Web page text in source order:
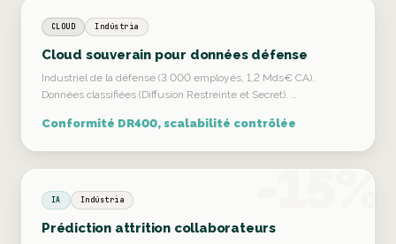
CLOUD Indústria
Cloud souverain pour données défense
Industriel de la défense (3 000 employés, 1,2 Mds€ CA).
Données classifiées (Diffusion Restreinte et Secret). …
Conformité DR400, scalabilité contrôlée
-15%
IA Indústria
Prédiction attrition collaborateurs